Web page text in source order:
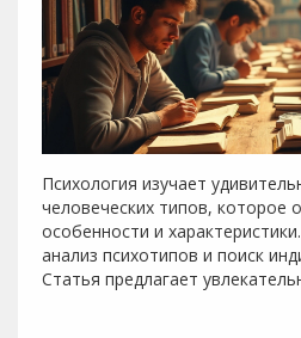
Психология изучает
человеческих типов, которое
особенности и
анализ психотипов и поиск
Статья предлагает
особенности. Узнайте о том,